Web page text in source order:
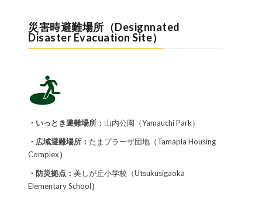
災害時避難場所（Designnated
Disaster Evacuation Site）
・いっとき避難場所： 山内公園（Yamauchi Park）
・広域避難場所： たまプラーザ団地（Tamapla Housing
Complex）
・防災拠点：美しが丘小学校（Utsukusigaoka
Elementary School）